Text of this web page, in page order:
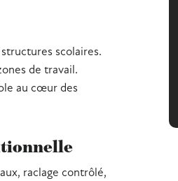
scolaires.
de travail.
au cœur des
raclage contrôlé,